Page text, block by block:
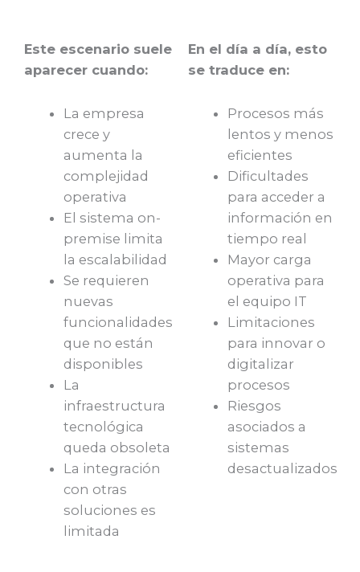
Este escenario suele
aparecer cuando:
La empresa
crece y
aumenta la
complejidad
operativa
El sistema on-
premise limita
la escalabilidad
Se requieren
nuevas
funcionalidades
que no están
disponibles
La
infraestructura
tecnológica
queda obsoleta
La integración
con otras
soluciones es
limitada
En el día a día, esto
se traduce en:
Procesos más
lentos y menos
eficientes
Dificultades
para acceder a
información en
tiempo real
Mayor carga
operativa para
el equipo IT
Limitaciones
para innovar o
digitalizar
procesos
Riesgos
asociados a
sistemas
desactualizados